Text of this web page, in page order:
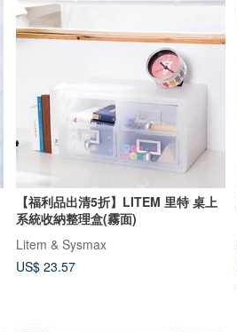
【福利品出清5折】LITEM 里特 桌上
系統收納整理盒(霧面)
Litem & Sysmax
US$ 23.57